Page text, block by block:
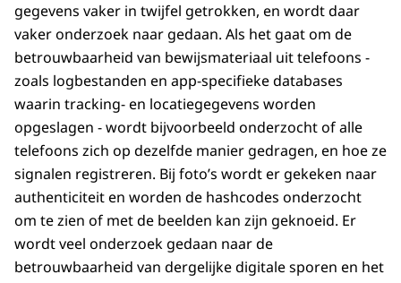
gegevens vaker in twijfel getrokken, en wordt daar
vaker onderzoek naar gedaan. Als het gaat om de
betrouwbaarheid van bewijsmateriaal uit telefoons -
zoals logbestanden en app-specifieke databases
waarin tracking- en locatiegegevens worden
opgeslagen - wordt bijvoorbeeld onderzocht of alle
telefoons zich op dezelfde manier gedragen, en hoe ze
signalen registreren. Bij foto’s wordt er gekeken naar
authenticiteit en worden de hashcodes onderzocht
om te zien of met de beelden kan zijn geknoeid. Er
wordt veel onderzoek gedaan naar de
betrouwbaarheid van dergelijke digitale sporen en het